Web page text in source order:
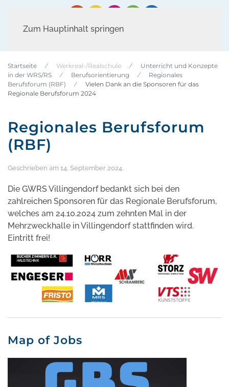
Zum Hauptinhalt springen
Startseite Werkreal-/Realschule
Unterricht und Konzepte
in der WRS/RS
Berufsorientierung
Regionales
Berufsforum (RBF)
Vielen Dank an die Sponsoren für das
Regionale Berufsforum 2024
Regionales Berufsforum
(RBF)
Geschrieben am 14. September 2024.
Die GWRS Villingendorf bedankt sich bei den
zahlreichen Sponsoren für das Regionale Berufsforum,
welches am 24.10.2024 zum zehnten Mal in der
Mehrzweckhalle in Villingendorf stattfinden wird.
Eintritt frei!
Map of Jobs